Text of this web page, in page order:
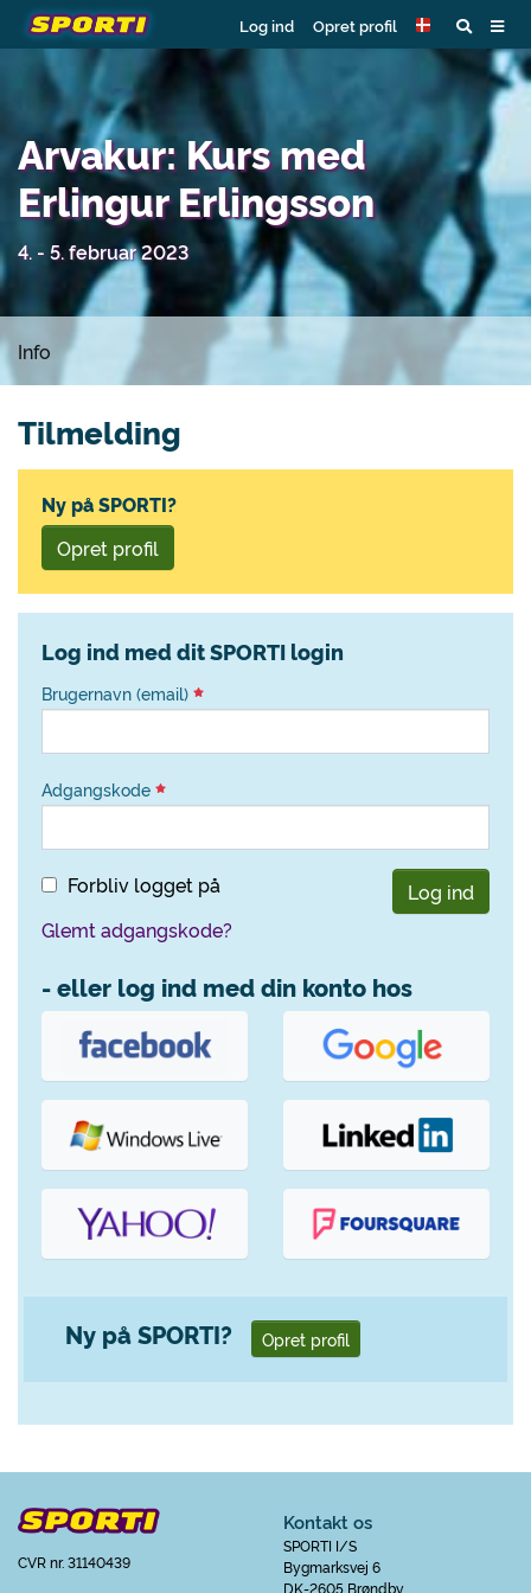
Log ind Opret profil
Arvakur: Kurs med
Erlingur Erlingsson
4. - 5. februar 2023
Info
Tilmelding
Ny på SPORTI?
Opret profil
Log ind med dit SPORTI login
Brugernavn (email)
Adgangskode
Forbliv logget på
Log ind
Glemt adgangskode?
- eller log ind med din konto hos
Ny på SPORTI? Opret profil
CVR nr. 31140439
Kontakt os
SPORTI I/S
Bygmarksvej 6
DK-2605 Brøndby